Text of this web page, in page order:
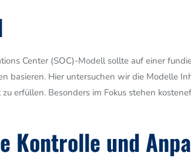
Center (SOC)-Modell sollte auf einer
basieren. Hier untersuchen wir die Modelle
erfüllen. Besonders im Fokus stehen
Kontrolle und